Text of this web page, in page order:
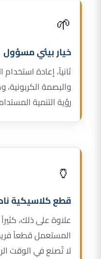
🌱
خيار بيئي مسؤول
ثانياً، إعادة استخدام
والبصمة
رؤية التنمية
🏺
قطع كلاسيكية
علاوة على ذلك،
المستعمل قطعاً
لا تُصنع في الوقت